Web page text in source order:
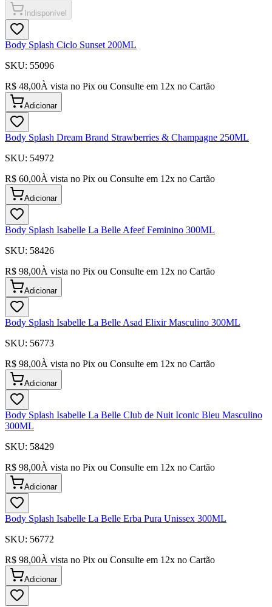
Indisponível
Body Splash Ciclo Sunset 200ML
SKU: 55096
R$ 48,00À vista no Pix ou Consulte em 12x no Cartão
Adicionar
Body Splash Dream Brand Strawberries & Champagne 250ML
SKU: 54972
R$ 60,00À vista no Pix ou Consulte em 12x no Cartão
Adicionar
Body Splash Isabelle La Belle Afeef Feminino 300ML
SKU: 58426
R$ 98,00À vista no Pix ou Consulte em 12x no Cartão
Adicionar
Body Splash Isabelle La Belle Asad Elixir Masculino 300ML
SKU: 56773
R$ 98,00À vista no Pix ou Consulte em 12x no Cartão
Adicionar
Body Splash Isabelle La Belle Club de Nuit Iconic Bleu Masculino
300ML
SKU: 58429
R$ 98,00À vista no Pix ou Consulte em 12x no Cartão
Adicionar
Body Splash Isabelle La Belle Erba Pura Unissex 300ML
SKU: 56772
R$ 98,00À vista no Pix ou Consulte em 12x no Cartão
Adicionar